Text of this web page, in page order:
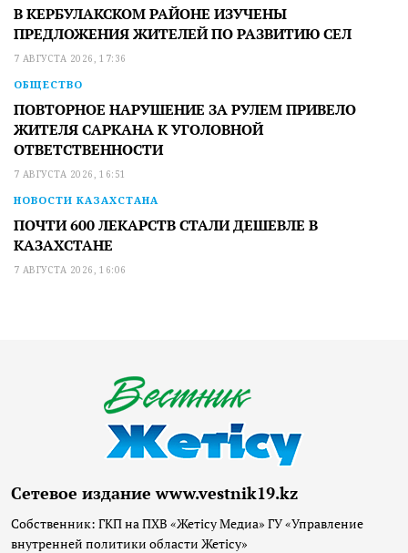
В КЕРБУЛАКСКОМ РАЙОНЕ ИЗУЧЕНЫ
ПРЕДЛОЖЕНИЯ ЖИТЕЛЕЙ ПО РАЗВИТИЮ СЕЛ
7 АВГУСТА 2026, 17:36
ОБЩЕСТВО
ПОВТОРНОЕ НАРУШЕНИЕ ЗА РУЛЕМ ПРИВЕЛО
ЖИТЕЛЯ САРКАНА К УГОЛОВНОЙ
ОТВЕТСТВЕННОСТИ
7 АВГУСТА 2026, 16:51
НОВОСТИ КАЗАХСТАНА
ПОЧТИ 600 ЛЕКАРСТВ СТАЛИ ДЕШЕВЛЕ В
КАЗАХСТАНЕ
7 АВГУСТА 2026, 16:06
Сетевое издание www.vestnik19.kz
Собственник: ГКП на ПХВ «Жетісу Медиа» ГУ «Управление
внутренней политики области Жетісу»